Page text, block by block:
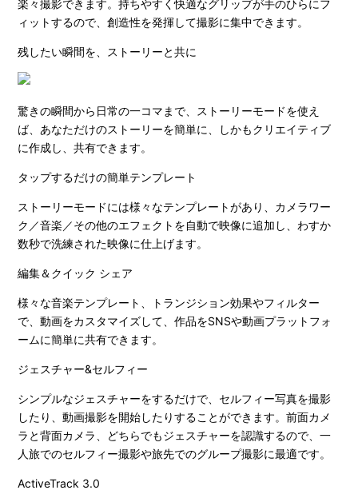
楽々撮影できます。持ちやすく快適なグリップが手のひらにフ
ィットするので、創造性を発揮して撮影に集中できます。
残したい瞬間を、ストーリーと共に
驚きの瞬間から日常の一コマまで、ストーリーモードを使え
ば、あなただけのストーリーを簡単に、しかもクリエイティブ
に作成し、共有できます。
タップするだけの簡単テンプレート
ストーリーモードには様々なテンプレートがあり、カメラワー
ク／音楽／その他のエフェクトを自動で映像に追加し、わすか
数秒で洗練された映像に仕上げます。
編集＆クイック シェア
様々な音楽テンプレート、トランジション効果やフィルター
で、動画をカスタマイズして、作品をSNSや動画プラットフォ
ームに簡単に共有できます。
ジェスチャー&セルフィー
シンプルなジェスチャーをするだけで、セルフィー写真を撮影
したり、動画撮影を開始したりすることができます。前面カメ
ラと背面カメラ、どちらでもジェスチャーを認識するので、一
人旅でのセルフィー撮影や旅先でのグループ撮影に最適です。
ActiveTrack 3.0